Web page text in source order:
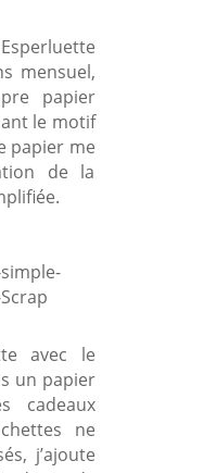
mensuel,
papier
le motif
papier me
de la
avec le
un papier
cadeaux
ne
j’ajoute